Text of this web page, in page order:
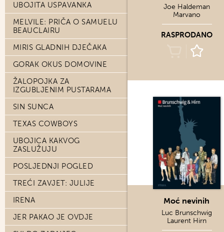
UBOJITA USPAVANKA
MELVILE: PRIČA O SAMUELU
BEAUCLAIRU
MIRIS GLADNIH DJEČAKA
GORAK OKUS DOMOVINE
ŽALOPOJKA ZA
IZGUBLJENIM PUSTARAMA
SIN SUNCA
TEXAS COWBOYS
UBOJICA KAKVOG
ZASLUŽUJU
POSLJEDNJI POGLED
TREĆI ZAVJET: JULIJE
IRENA
JER PAKAO JE OVDJE
Joe Haldeman
Marvano
RASPRODANO
Moć nevinih
Luc Brunschwig
Laurent Hirn